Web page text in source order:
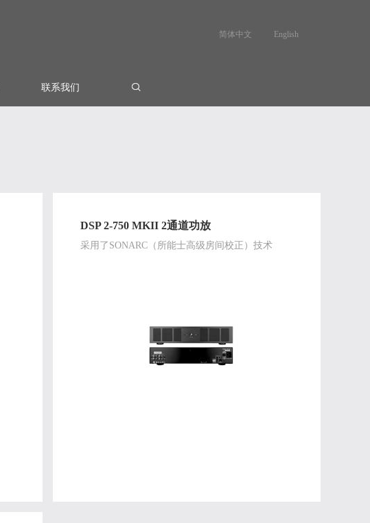
简体中文 English
联系我们
DSP 2-750 MKII 2通道功放
采用了SONARC（所能士高级房间校正）技术